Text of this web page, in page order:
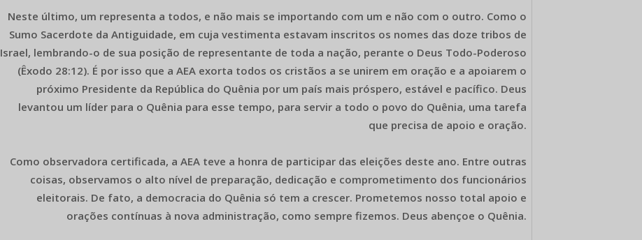
Neste último, um representa a todos, e não mais se importando com um e não com o outro. Como o
Sumo Sacerdote da Antiguidade, em cuja vestimenta estavam inscritos os nomes das doze tribos de
Israel, lembrando-o de sua posição de representante de toda a nação, perante o Deus Todo-Poderoso
(Êxodo 28:12). É por isso que a AEA exorta todos os cristãos a se unirem em oração e a apoiarem o
próximo Presidente da República do Quênia por um país mais próspero, estável e pacífico. Deus
levantou um líder para o Quênia para esse tempo, para servir a todo o povo do Quênia, uma tarefa
que precisa de apoio e oração.
Como observadora certificada, a AEA teve a honra de participar das eleições deste ano. Entre outras
coisas, observamos o alto nível de preparação, dedicação e comprometimento dos funcionários
eleitorais. De fato, a democracia do Quênia só tem a crescer. Prometemos nosso total apoio e
orações contínuas à nova administração, como sempre fizemos. Deus abençoe o Quênia.